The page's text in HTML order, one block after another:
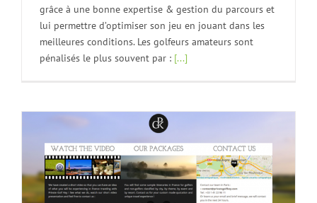
grâce à une bonne expertise & gestion du parcours et
lui permettre d’optimiser son jeu en jouant dans les
meilleures conditions. Les golfeurs amateurs sont
pénalisés le plus souvent par : [...]